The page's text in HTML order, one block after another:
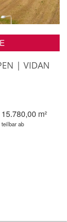
| VIDAN
15.780,00 m²
teilbar ab